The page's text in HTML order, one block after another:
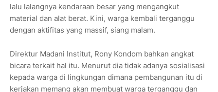
lalu lalangnya kendaraan besar yang mengangkut
material dan alat berat. Kini, warga kembali terganggu
dengan aktifitas yang massif, siang malam.
Direktur Madani Institut, Rony Kondom bahkan angkat
bicara terkait hal itu. Menurut dia tidak adanya sosialisasi
kepada warga di lingkungan dimana pembangunan itu di
kerjakan memang akan membuat warga terganggu dan